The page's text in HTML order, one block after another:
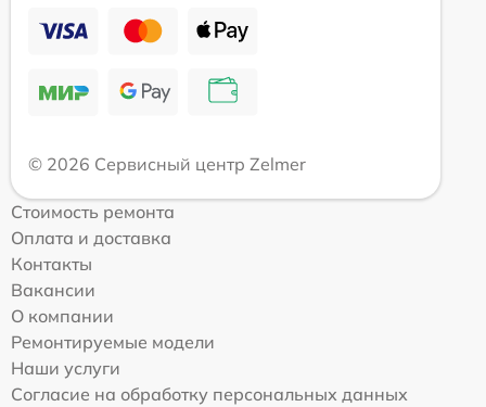
© 2026 Сервисный центр Zelmer
Стоимость ремонта
Оплата и доставка
Контакты
Вакансии
О компании
Ремонтируемые модели
Наши услуги
Согласие на обработку персональных данных